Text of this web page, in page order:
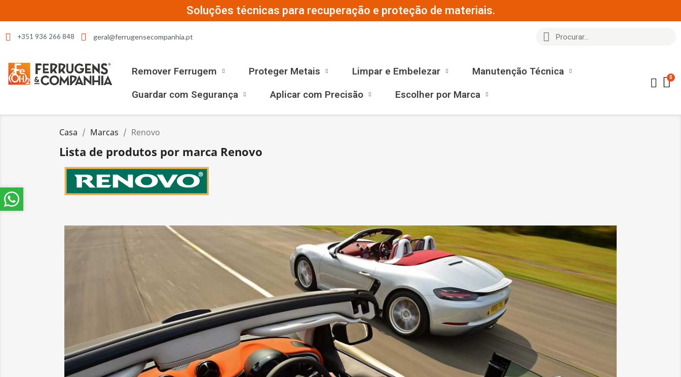
Soluções técnicas para recuperação e proteção de materiais.
+351 936 266 848 geral@ferrugensecompanhia.pt
Remover Ferrugem Proteger Metais Limpar e Embelezar
Manutenção Técnica
Guardar com Segurança
Aplicar com Precisão Escolher por Marca
Casa Marcas Renovo
Lista de produtos por marca Renovo